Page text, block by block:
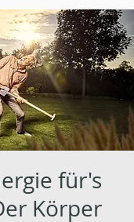
für's
Körper